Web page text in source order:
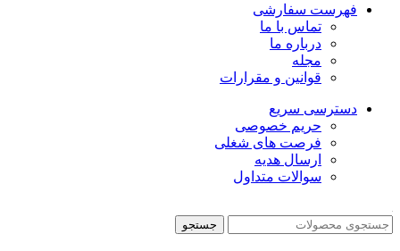
فهرست سفارشی
تماس با ما
درباره ما
مجله
قوانین و مقرارات
دسترسی سریع
حریم خصوصی
فرصت های شغلی
ارسال هدیه
سوالات متداول
جستجو